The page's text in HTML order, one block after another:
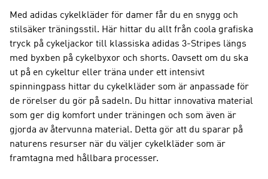
Med adidas cykelkläder för damer får du en snygg och
stilsäker träningsstil. Här hittar du allt från coola grafiska
tryck på cykeljackor till klassiska adidas 3-Stripes längs
med byxben på cykelbyxor och shorts. Oavsett om du ska
ut på en cykeltur eller träna under ett intensivt
spinningpass hittar du cykelkläder som är anpassade för
de rörelser du gör på sadeln. Du hittar innovativa material
som ger dig komfort under träningen och som även är
gjorda av återvunna material. Detta gör att du sparar på
naturens resurser när du väljer cykelkläder som är
framtagna med hållbara processer.